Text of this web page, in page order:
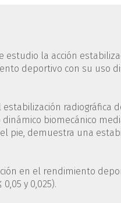
estudio la acción
deportivo con su uso
radiográfica
dinámico biomecánico
pie, demuestra una
en el rendimiento
y 0,025).